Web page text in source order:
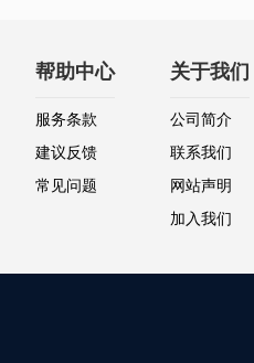
帮助中心
服务条款
建议反馈
常见问题
关于我们
公司简介
联系我们
网站声明
加入我们